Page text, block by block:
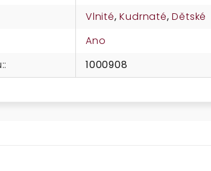
Vlnité,Kudrnaté,Dětské
Ano
: 1000908